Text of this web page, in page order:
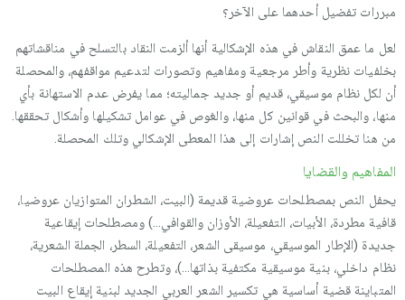
مبررات تفضيل أحدهما على الآخر؟
لعل ما عمق النقاش في هذه الإشكالية أنها ألزمت النقاد بالتسلح في مناقشاتهم
بخلفيات نظرية وأطر مرجعية ومفاهيم وتصورات لتدعيم مواقفهم، والمحصلة
أن لكل نظام موسيقي، قديم أو جديد جماليته؛ مما يفرض عدم الاستهانة بأي
منها، والبحث في قوانين كل منها، والغوص في عوامل تشكيلها وأشكال تحققها.
من هنا تخللت النص إشارات إلى هذا المعطى الإشكالي وتلك المحصلة.
المفاهيم والقضايا
يحفل النص بمصطلحات عروضية قديمة (البيت، الشطران المتوازيان عروضيا،
قافية مطردة، الأبيات، التفعيلة، الأوزان والقوافي…) ومصطلحات إيقاعية
جديدة (الإطار الموسيقي، موسيقى الشعر، التفعيلة، السطر، الجملة الشعرية،
نظام داخلي، بنية موسيقية مكتفية بذاتها…)، وتطرح هذه المصطلحات
المتباينة قضية أساسية هي تكسير الشعر العربي الجديد لبنية إيقاع البيت